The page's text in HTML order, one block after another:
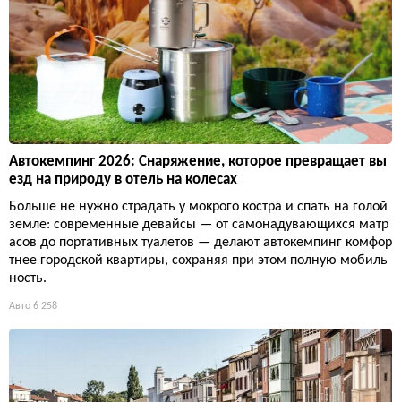
Автокемпинг 2026: Снаряжение, которое превращает вы
езд на природу в отель на колесах
Больше не нужно страдать у мокрого костра и спать на голой
земле: современные девайсы — от самонадувающихся матр
асов до портативных туалетов — делают автокемпинг комфор
тнее городской квартиры, сохраняя при этом полную мобиль
ность.
Авто 6 258